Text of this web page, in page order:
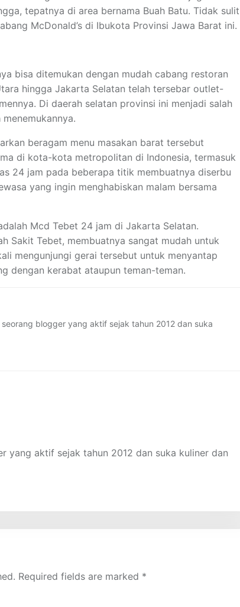
tepatnya di area bernama Buah Batu. Tidak sulit
McDonald’s di Ibukota Provinsi Jawa Barat ini.
bisa ditemukan dengan mudah cabang restoran
hingga Jakarta Selatan telah tersebar outlet-
Di daerah selatan provinsi ini menjadi salah
beragam menu masakan barat tersebut
di kota-kota metropolitan di Indonesia, termasuk
24 jam pada beberapa titik membuatnya diserbu
yang ingin menghabiskan malam bersama
Mcd Tebet 24 jam di Jakarta Selatan.
Sakit Tebet, membuatnya sangat mudah untuk
mengunjungi gerai tersebut untuk menyantap
dengan kerabat ataupun teman-teman.
seorang blogger yang aktif sejak tahun 2012 dan suka
yang aktif sejak tahun 2012 dan suka kuliner dan
Required fields are marked *